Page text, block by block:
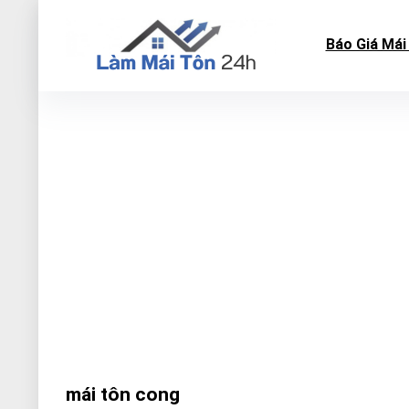
Báo Giá
mái tôn cong